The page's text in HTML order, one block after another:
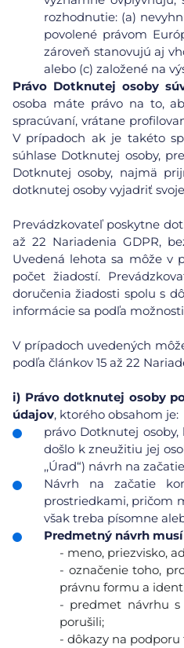
rozhodnutie: (a)
povolené právom
zároveň stanovujú aj
alebo (c) založené na
Právo Dotknutej osoby
osoba máte právo na to,
spracúvaní, vrátane
V prípadoch ak je takéto
súhlase Dotknutej osoby,
Dotknutej osoby, najmä
dotknutej osoby vyjadriť
Prevádzkovateľ poskytne
až 22 Nariadenia GDPR,
Uvedená lehota sa môže v
počet žiadostí.
doručenia žiadosti spolu s
informácie sa podľa
V prípadoch uvedených
podľa článkov 15 až 22
i) Právo dotknutej osoby
údajov, ktorého obsahom je:
právo Dotknutej
došlo k zneužitiu jej
,,Úrad“) návrh na
Návrh na začatie
prostriedkami, pričom
však treba písomne
Predmetný návrh
- meno, priezvisko,
- označenie toho,
právnu formu a
- predmet návrhu s
porušili;
- dôkazy na